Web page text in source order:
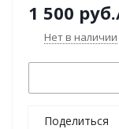
1 500 руб.
Нет в наличии
Поделиться